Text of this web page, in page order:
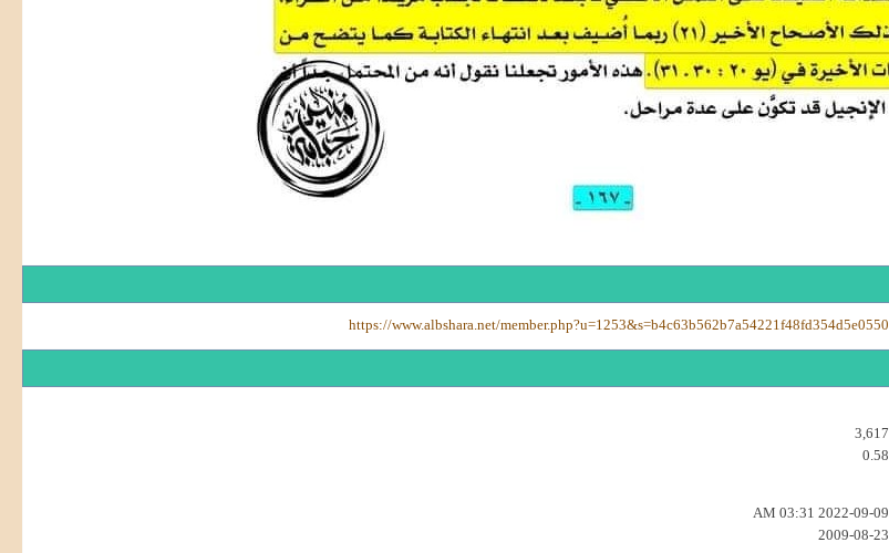
https://www.albshara.net/member.php?u=1253&s=b4c63b562b7a54221f48fd354d5e0550
3,617
0.58
2022-09-09
03:31 AM
2009-08-23